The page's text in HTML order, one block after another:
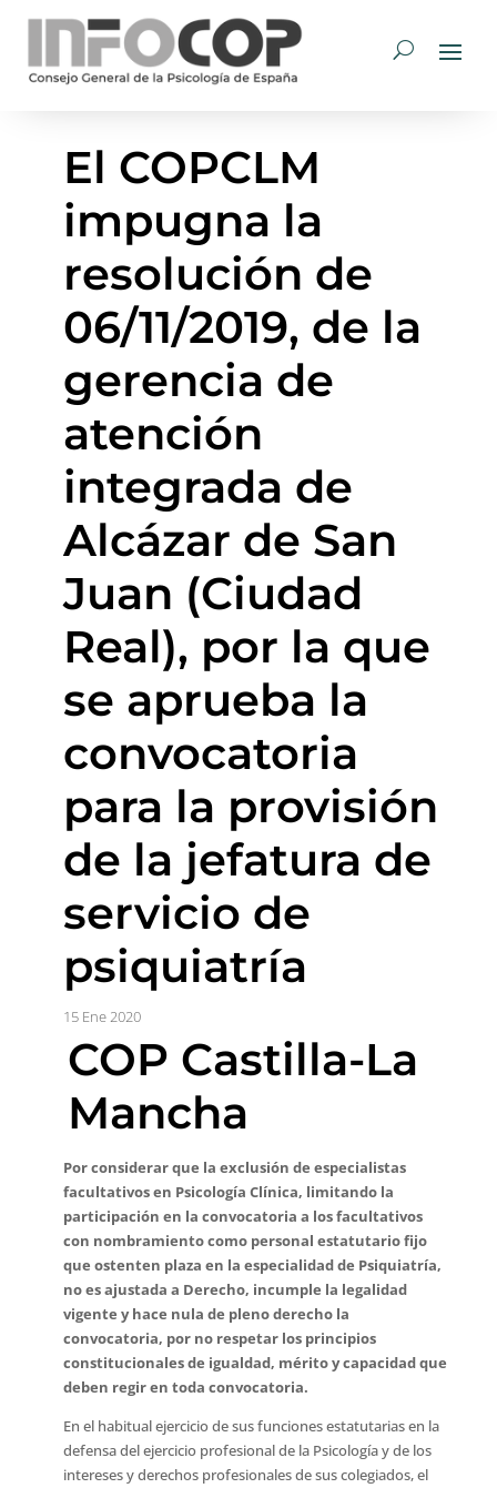
El COPCLM
impugna la
resolución de
06/11/2019, de la
gerencia de
atención
integrada de
Alcázar de San
Juan (Ciudad
Real), por la que
se aprueba la
convocatoria
para la provisión
de la jefatura de
servicio de
psiquiatría
15 Ene 2020
COP Castilla-La
Mancha
Por considerar que la exclusión de especialistas
facultativos en Psicología Clínica, limitando la
participación en la convocatoria a los facultativos
con nombramiento como personal estatutario fijo
que ostenten plaza en la especialidad de Psiquiatría,
no es ajustada a Derecho, incumple la legalidad
vigente y hace nula de pleno derecho la
convocatoria, por no respetar los principios
constitucionales de igualdad, mérito y capacidad que
deben regir en toda convocatoria.
En el habitual ejercicio de sus funciones estatutarias en la
defensa del ejercicio profesional de la Psicología y de los
intereses y derechos profesionales de sus colegiados, el